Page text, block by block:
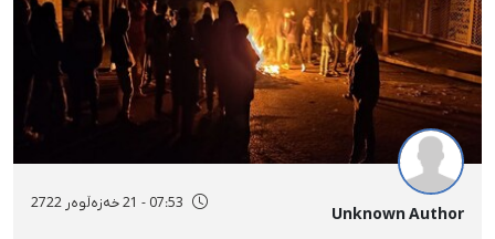
Unknown Author
07:53 - 21 خەزەڵوەر 2722